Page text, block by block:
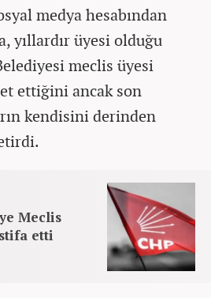
medya hesabından
yıllardır üyesi olduğu
meclis üyesi
ettiğini ancak son
kendisini derinden
Meclis
etti